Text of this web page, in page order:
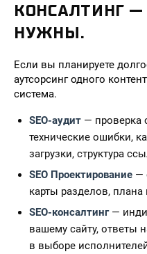
КОНСАЛТИНГ
НУЖНЫ.
Если вы планируете
аутсорсинг одного
система.
SEO-аудит — проверка
технические ошибки,
загрузки, структура
SEO Проектирование —
карты разделов,
SEO-консалтинг—
вашему сайту,
в выборе